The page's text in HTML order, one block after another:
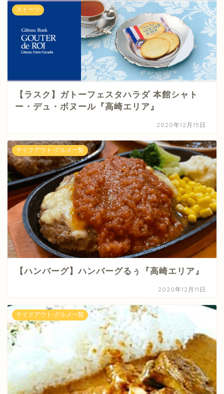
スイーツ
【ラスク】ガトーフェスタハラダ 本館シャト
ー・デュ・ボヌール『高崎エリア』
2020年12月15日
テイクアウト-グルメ一覧
【ハンバーグ】ハンバーグるぅ『高崎エリア』
2020年12月11日
テイクアウト-グルメ一覧